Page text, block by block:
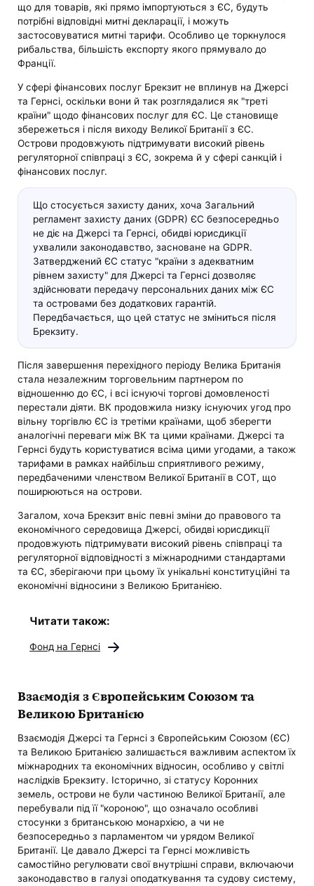
що для товарів, які прямо імпортуються з ЄС, будуть
потрібні відповідні митні декларації, і можуть
застосовуватися митні тарифи. Особливо це торкнулося
рибальства, більшість експорту якого прямувало до
Франції.
У сфері фінансових послуг Брекзит не вплинув на Джерсі
та Гернсі, оскільки вони й так розглядалися як "треті
країни" щодо фінансових послуг для ЄС. Це становище
збережеться і після виходу Великої Британії з ЄС.
Острови продовжують підтримувати високий рівень
регуляторної співпраці з ЄС, зокрема й у сфері санкцій і
фінансових послуг.
Що стосується захисту даних, хоча Загальний
регламент захисту даних (GDPR) ЄС безпосередньо
не діє на Джерсі та Гернсі, обидві юрисдикції
ухвалили законодавство, засноване на GDPR.
Затверджений ЄС статус "країни з адекватним
рівнем захисту" для Джерсі та Гернсі дозволяє
здійснювати передачу персональних даних між ЄС
та островами без додаткових гарантій.
Передбачається, що цей статус не зміниться після
Брекзиту.
Після завершення перехідного періоду Велика Британія
стала незалежним торговельним партнером по
відношенню до ЄС, і всі існуючі торгові домовленості
перестали діяти. ВК продовжила низку існуючих угод про
вільну торгівлю ЄС із третіми країнами, щоб зберегти
аналогічні переваги між ВК та цими країнами. Джерсі та
Гернсі будуть користуватися всіма цими угодами, а також
тарифами в рамках найбільш сприятливого режиму,
передбаченими членством Великої Британії в СОТ, що
поширюються на острови.
Загалом, хоча Брекзит вніс певні зміни до правового та
економічного середовища Джерсі, обидві юрисдикції
продовжують підтримувати високий рівень співпраці та
регуляторної відповідності з міжнародними стандартами
та ЄС, зберігаючи при цьому їх унікальні конституційні та
економічні відносини з Великою Британією.
Читати також:
Фонд на Гернсі
Взаємодія з Європейським Союзом та
Великою Британією
Взаємодія Джерсі та Гернсі з Європейським Союзом (ЄС)
та Великою Британією залишається важливим аспектом їх
міжнародних та економічних відносин, особливо у світлі
наслідків Брекзиту. Історично, зі статусу Коронних
земель, острови не були частиною Великої Британії, але
перебували під її "короною", що означало особливі
стосунки з британською монархією, а чи не
безпосередньо з парламентом чи урядом Великої
Британії. Це давало Джерсі та Гернсі можливість
самостійно регулювати свої внутрішні справи, включаючи
законодавство в галузі оподаткування та судову систему,